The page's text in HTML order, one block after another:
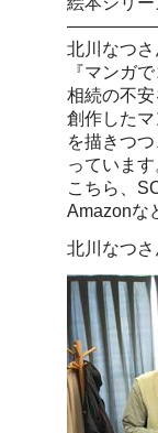
北川なつ
『マンガ
相続の不
創作した
を描きつ
っていま
こちら、
Amazonな
北川なつ